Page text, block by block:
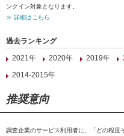
ンクイン対象となります。
≫ 詳細はこちら
過去ランキング
2021年
2020年 2019年
2014-2015年
推奨意向
調査企業のサービス利用者に、「どの程度